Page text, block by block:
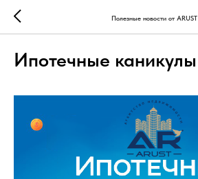
Полезные новости от ARUST
Ипотечные каникулы